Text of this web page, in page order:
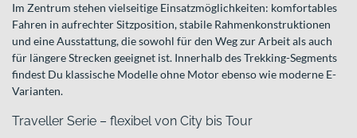
Im Zentrum stehen vielseitige Einsatzmöglichkeiten: komfortables
Fahren in aufrechter Sitzposition, stabile Rahmenkonstruktionen
und eine Ausstattung, die sowohl für den Weg zur Arbeit als auch
für längere Strecken geeignet ist. Innerhalb des Trekking-Segments
findest Du klassische Modelle ohne Motor ebenso wie moderne E-
Varianten.
Traveller Serie – flexibel von City bis Tour